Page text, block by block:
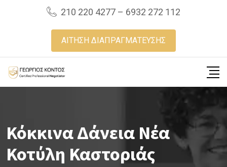
210 220 4277 – 6932 272 112
ΑΙΤΗΣΗ ΔΙΑΠΡΑΓΜΑΤΕΥΣΗΣ
Κόκκινα Δάνεια Νέα
Κοτύλη Καστοριάς